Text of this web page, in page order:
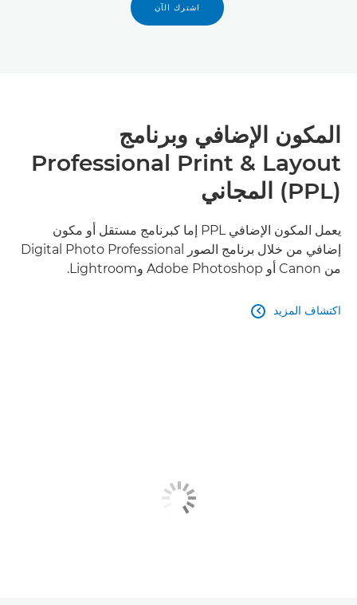
اشترك الآن
المكون الإضافي وبرنامج
Professional Print & Layout
(PPL) المجاني
يعمل المكون الإضافي PPL إما كبرنامج مستقل أو مكون
إضافي من خلال برنامج الصور Digital Photo Professional
من Canon أو Adobe Photoshop وLightroom.
اكتشاف المزيد 